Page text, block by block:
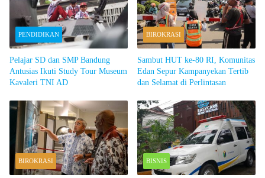
PENDIDIKAN
Pelajar SD dan SMP Bandung
Antusias Ikuti Study Tour Museum
Kavaleri TNI AD
BIROKRASI
Sambut HUT ke-80 RI, Komunitas
Edan Sepur Kampanyekan Tertib
dan Selamat di Perlintasan
BIROKRASI BISNIS